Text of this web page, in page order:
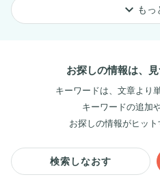
keyboard_arrow_down もっ
お探しの情報は、
キーワードは、文章より
キーワードの追加
お探しの情報がヒッ
検索しなおす